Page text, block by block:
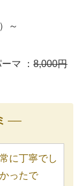
～
ーマ ：8,000円
──
に丁寧でし
ったで